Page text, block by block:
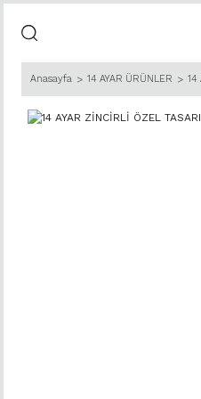
Anasayfa 14 AYAR ÜRÜNLER 14